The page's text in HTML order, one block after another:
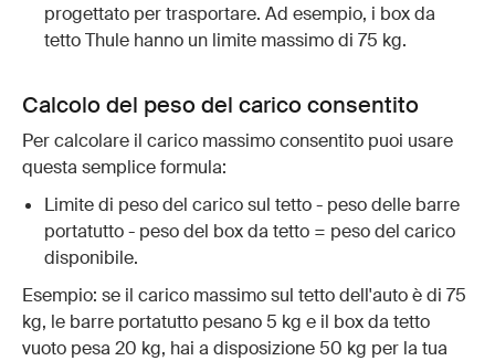
progettato per trasportare. Ad esempio, i box da
tetto Thule hanno un limite massimo di 75 kg.
Calcolo del peso del carico consentito
Per calcolare il carico massimo consentito puoi usare
questa semplice formula:
Limite di peso del carico sul tetto - peso delle barre
portatutto - peso del box da tetto = peso del carico
disponibile.
Esempio: se il carico massimo sul tetto dell'auto è di 75
kg, le barre portatutto pesano 5 kg e il box da tetto
vuoto pesa 20 kg, hai a disposizione 50 kg per la tua